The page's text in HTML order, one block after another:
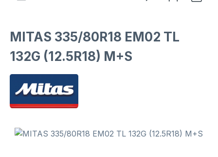
MITAS 335/80R18 EM02 TL
132G (12.5R18) M+S
Bildergalerie überspringen